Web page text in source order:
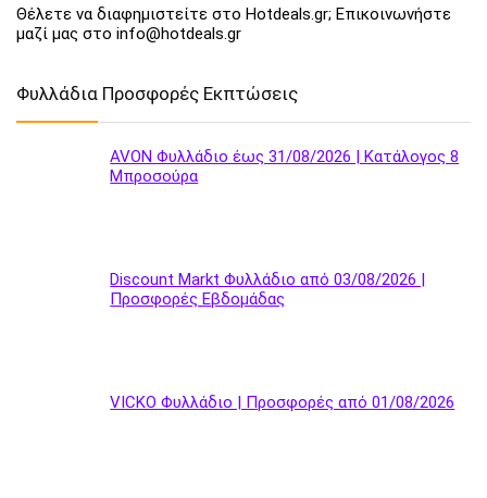
Θέλετε να διαφημιστείτε στο Hotdeals.gr; Επικοινωνήστε
μαζί μας στο info@hotdeals.gr
Φυλλάδια Προσφορές Εκπτώσεις
AVON Φυλλάδιο έως 31/08/2026 | Κατάλογος 8
Μπροσούρα
Discount Markt Φυλλάδιο από 03/08/2026 |
Προσφορές Εβδομάδας
VICKO Φυλλάδιο | Προσφορές από 01/08/2026